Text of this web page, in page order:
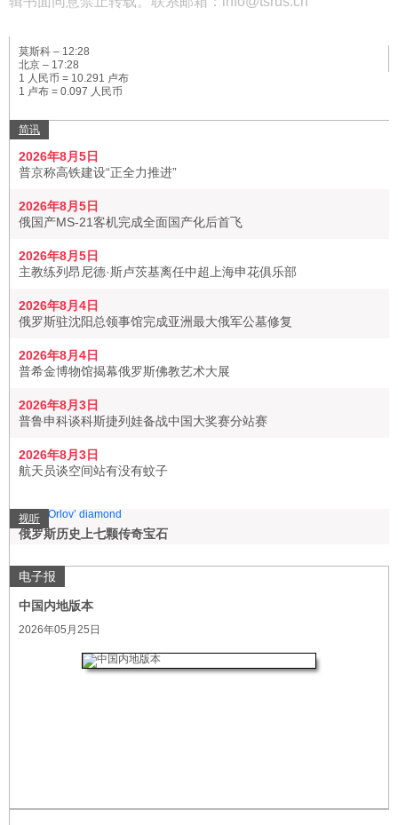
莫斯科 – 12:28
北京 – 17:28
1 人民币 = 10.291 卢布
1 卢布 = 0.097 人民币
简讯
2026年8月5日
普京称高铁建设“正全力推进”
2026年8月5日
俄国产MS-21客机完成全面国产化后首飞
2026年8月5日
主教练列昂尼德·斯卢茨基离任中超上海申花俱乐部
2026年8月4日
俄罗斯驻沈阳总领事馆完成亚洲最大俄军公墓修复
2026年8月4日
普希金博物馆揭幕俄罗斯佛教艺术大展
2026年8月3日
普鲁申科谈科斯捷列娃备战中国大奖赛分站赛
2026年8月3日
航天员谈空间站有没有蚊子
视听
俄罗斯历史上七颗传奇宝石
电子报
中国内地版本
2026年05月25日